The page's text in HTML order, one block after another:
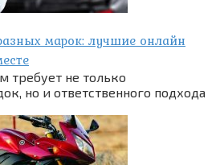
марок: лучшие онлайн
требует не только
но и ответственного подхода